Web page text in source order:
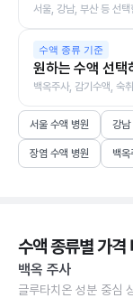
서울, 강남, 부산 등 선
수액 종류 기준
원하는 수액 선택
백옥주사, 감기수액, 숙
서울 수액 병원 강남
장염 수액 병원 백옥
수액 종류별 가격
백옥 주사
글루타치온 성분 중심